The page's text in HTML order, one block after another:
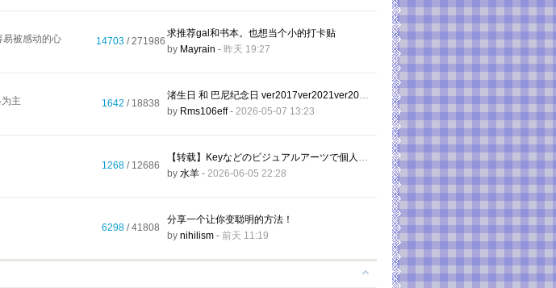
易被感动的心
14703 / 271986
求推荐gal和书本。也想当个小的打卡贴
by Mayrain - 昨天 19:27
主
1642 / 18838
渚生日 和 巴尼纪念日 ver2017ver2021ver2022ver2024
by Rms106eff- 2026-05-07 13:23
1268 / 12686
【转载】Keyなどのビジュアルアーツで個人情報漏洩事案、1万件規模が不正アクセス 対象者は要確認
by 水羊 - 2026-06-05 22:28
6298 / 41808
分享一个让你变聪明的方法！
by nihilism - 前天 11:19